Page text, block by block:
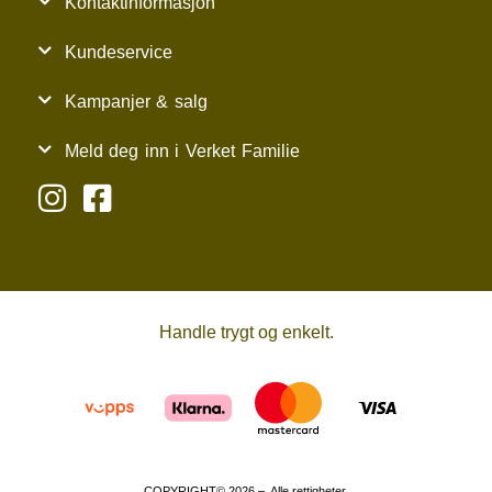
Kundeservice
Kampanjer & salg
Meld deg inn i Verket Familie
Handle trygt og enkelt.